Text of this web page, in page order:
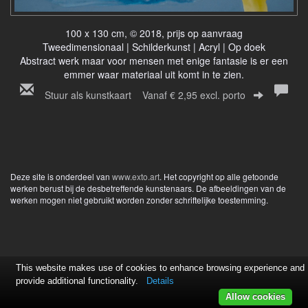
100 x 130 cm, © 2018, prijs op aanvraag
Tweedimensionaal | Schilderkunst | Acryl | Op doek
Abstract werk maar voor mensen met enige fantasie is er een
emmer waar materiaal uit komt in te zien.
Stuur als kunstkaart Vanaf € 2,95 excl. porto
Deze site is onderdeel van www.exto.art. Het copyright op alle getoonde
werken berust bij de desbetreffende kunstenaars. De afbeeldingen van de
werken mogen niet gebruikt worden zonder schriftelijke toestemming.
This website makes use of cookies to enhance browsing experience and
provide additional functionality.
Details
Allow cookies